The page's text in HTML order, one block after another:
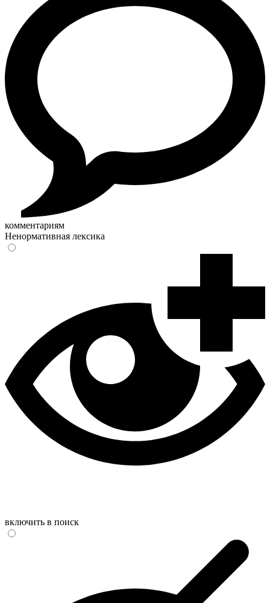
комментариям
Ненормативная лексика
включить в поиск